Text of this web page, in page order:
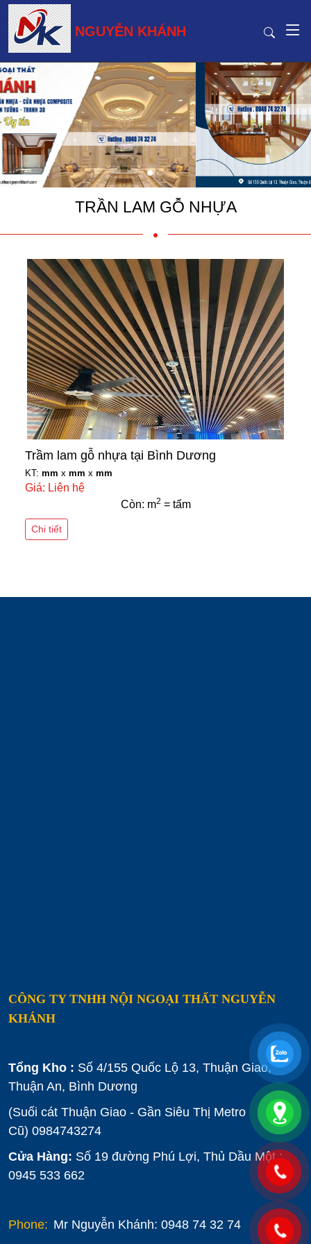
NGUYỄN KHÁNH
TRẦN LAM GỖ NHỰA
Trầm lam gỗ nhựa tại Bình Dương
KT: mm x mm x mm
Giá: Liên hệ
Còn: m2 = tấm
Chi tiết
CÔNG TY TNHH NỘI NGOẠI THẤT NGUYỄN
KHÁNH
Tổng Kho : Số 4/155 Quốc Lộ 13, Thuận Giao,
Thuận An, Bình Dương
(Suối cát Thuận Giao - Gần Siêu Thị Metro
Cũ) 0984743274
Cửa Hàng: Số 19 đường Phú Lợi, Thủ Dầu Một :
0945 533 662
Phone: Mr Nguyễn Khánh: 0948 74 32 74